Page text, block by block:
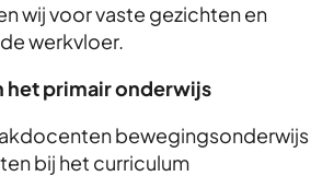
wij voor vaste gezichten en
werkvloer.
het primair onderwijs
bewegingsonderwijs
bij het curriculum